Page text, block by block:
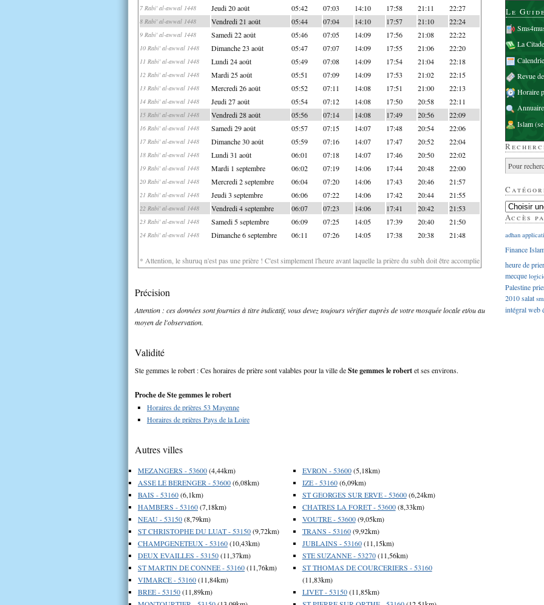
7 Rabi' al-awwal 1448 Jeudi 20 août 05:42 07:03 14:10 17:58 21:11 22:27
8 Rabi' al-awwal 1448 Vendredi 21 août 05:44 07:04 14:10 17:57 21:10 22:24
9 Rabi' al-awwal 1448 Samedi 22 août 05:46 07:05 14:09 17:56 21:08 22:22
10 Rabi' al-awwal 1448 Dimanche 23 août 05:47 07:07 14:09 17:55 21:06 22:20
11 Rabi' al-awwal 1448 Lundi 24 août 05:49 07:08 14:09 17:54 21:04 22:18
12 Rabi' al-awwal 1448 Mardi 25 août 05:51 07:09 14:09 17:53 21:02 22:15
13 Rabi' al-awwal 1448 Mercredi 26 août 05:52 07:11 14:08 17:51 21:00 22:13
14 Rabi' al-awwal 1448 Jeudi 27 août 05:54 07:12 14:08 17:50 20:58 22:11
15 Rabi' al-awwal 1448 Vendredi 28 août 05:56 07:14 14:08 17:49 20:56 22:09
16 Rabi' al-awwal 1448 Samedi 29 août 05:57 07:15 14:07 17:48 20:54 22:06
17 Rabi' al-awwal 1448 Dimanche 30 août 05:59 07:16 14:07 17:47 20:52 22:04
18 Rabi' al-awwal 1448 Lundi 31 août 06:01 07:18 14:07 17:46 20:50 22:02
19 Rabi' al-awwal 1448 Mardi 1 septembre 06:02 07:19 14:06 17:44 20:48 22:00
20 Rabi' al-awwal 1448 Mercredi 2 septembre 06:04 07:20 14:06 17:43 20:46 21:57
21 Rabi' al-awwal 1448 Jeudi 3 septembre 06:06 07:22 14:06 17:42 20:44 21:55
22 Rabi' al-awwal 1448 Vendredi 4 septembre 06:07 07:23 14:06 17:41 20:42 21:53
23 Rabi' al-awwal 1448 Samedi 5 septembre 06:09 07:25 14:05 17:39 20:40 21:50
24 Rabi' al-awwal 1448 Dimanche 6 septembre 06:11 07:26 14:05 17:38 20:38 21:48
* Attention, le shuruq n'est pas une prière ! C'est simplement l'heure avant laquelle la prière du subh doit être accomplie
Précision
Attention : ces données sont fournies à titre indicatif, vous devez toujours vérifier auprès de votre mosquée locale et/ou au
moyen de l'observation.
Validité
Ste gemmes le robert : Ces horaires de prière sont valables pour la ville deSte gemmes le robertet ses environs.
Proche de Ste gemmes le robert
Horaires de prières 53 Mayenne
Horaires de prières Pays de la Loire
Autres villes
MEZANGERS - 53600(4,44km)
ASSE LE BERENGER - 53600(6,08km)
BAIS - 53160(6,1km)
HAMBERS - 53160(7,18km)
NEAU - 53150(8,79km)
ST CHRISTOPHE DU LUAT - 53150(9,72km)
CHAMPGENETEUX - 53160(10,43km)
DEUX EVAILLES - 53150(11,37km)
ST MARTIN DE CONNEE - 53160(11,76km)
VIMARCE - 53160(11,84km)
BREE - 53150(11,89km)
EVRON - 53600(5,18km)
IZE - 53160(6,09km)
ST GEORGES SUR ERVE - 53600(6,24km)
CHATRES LA FORET - 53600(8,33km)
VOUTRE - 53600(9,05km)
TRANS - 53160(9,92km)
JUBLAINS - 53160(11,15km)
STE SUZANNE - 53270(11,56km)
ST THOMAS DE COURCERIERS - 53160
(11,83km)
LIVET - 53150(11,85km)
Le
La
Revue
Horaire
Islam
Accès
adhan
Finance
heure de
mecque
Palestine
2010salat
intégralweb